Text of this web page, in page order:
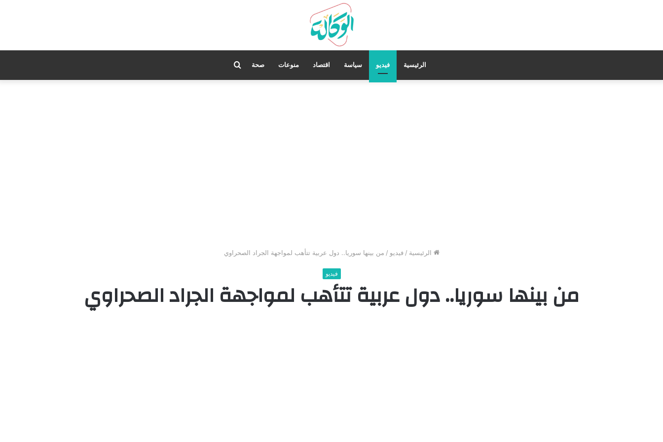
الرئيسية فيديو سياسة اقتصاد منوعات صحة
الرئيسية / فيديو / من بينها سوريا.. دول عربية تتأهب لمواجهة الجراد الصحراوي
فيديو
من بينها سوريا.. دول عربية تتأهب لمواجهة الجراد الصحراوي